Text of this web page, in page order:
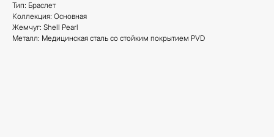
Тип: Браслет
Коллекция: Основная
Жемчуг: Shell Pearl
Металл: Медицинская сталь со стойким покрытием PVD